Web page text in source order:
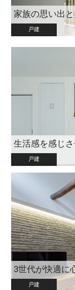
家族の思い出
戸建
生活感を感じ
戸建
3世代が快適に
戸建